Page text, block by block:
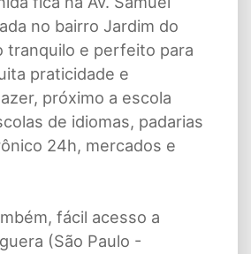
no bairro Jardim do
tranquilo e perfeito para
praticidade e
próximo a escola
de idiomas, padarias
24h, mercados e
fácil acesso a
(São Paulo -